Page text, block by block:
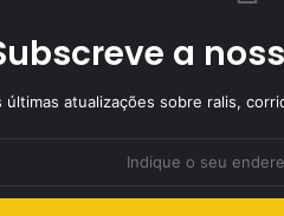
a
últimas atualizações sobre ralis,